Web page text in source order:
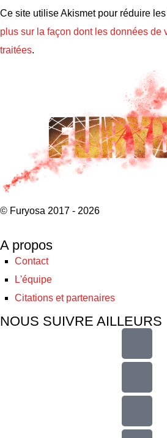
Ce site utilise Akismet pour réduire
plus sur la façon dont les données de
traitées.
© Furyosa 2017 - 2026
A propos
Contact
L'équipe
Citations et partenaires
NOUS SUIVRE AILLEURS